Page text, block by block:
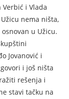
i Vlada
nema ništa,
u Užicu.
Jovanović i
i još ništa
rešenja i
stavi tačku na